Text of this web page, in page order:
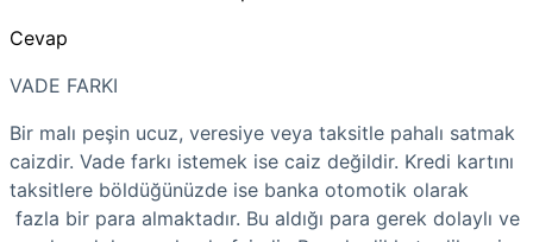
Cevap
VADE FARKI
Bir malı peşin ucuz, veresiye veya taksitle pahalı satmak
caizdir. Vade farkı istemek ise caiz değildir. Kredi kartını
taksitlere böldüğünüzde ise banka otomotik olarak
fazla bir para almaktadır. Bu aldığı para gerek dolaylı ve